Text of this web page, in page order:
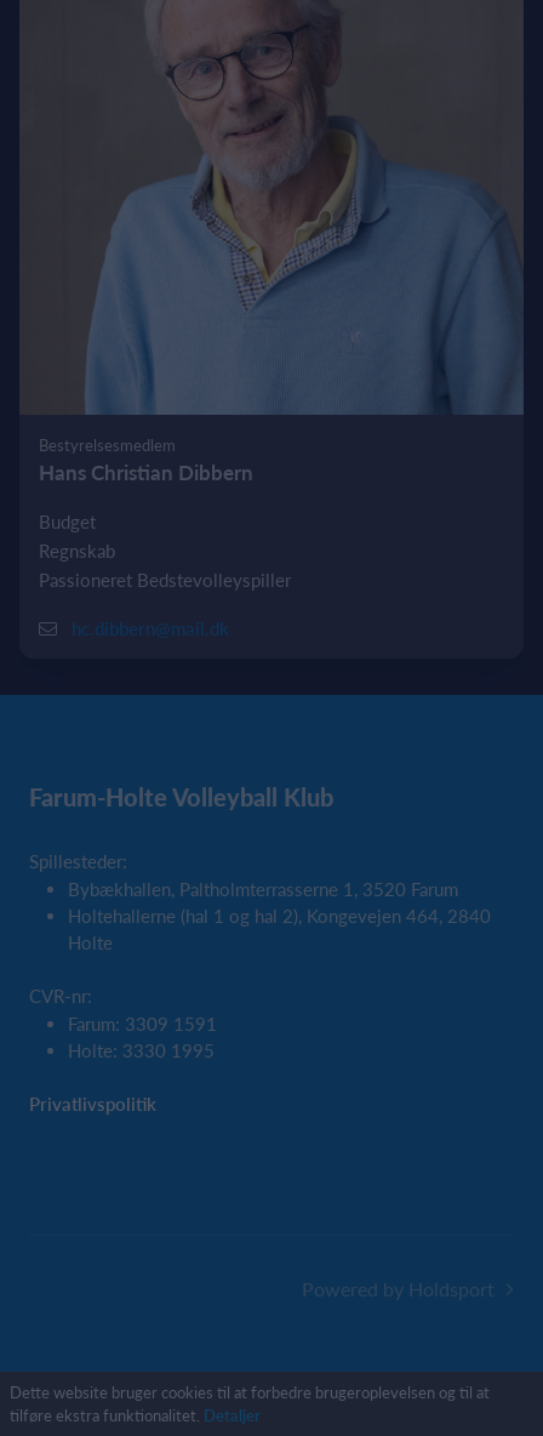
Bestyrelsesmedlem
Hans Christian Dibbern
Budget
Regnskab
Passioneret Bedstevolleyspiller
hc.dibbern@mail.dk
Farum-Holte Volleyball Klub
Spillesteder:
Bybækhallen, Paltholmterrasserne 1, 3520 Farum
Holtehallerne (hal 1 og hal 2), Kongevejen 464, 2840
Holte
CVR-nr:
Farum: 3309 1591
Holte: 3330 1995
Privatlivspolitik
Powered by Holdsport
Dette website bruger cookies til at forbedre brugeroplevelsen og til at
tilføre ekstra funktionalitet. Detaljer